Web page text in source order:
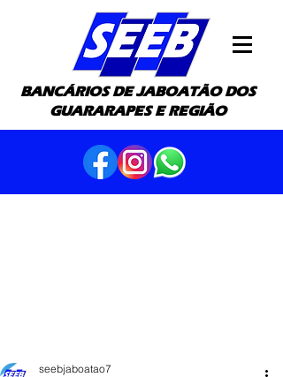
BANCÁRIOS DE JABOATÃO DOS
GUARARAPES E REGIÃO
seebjaboatao7